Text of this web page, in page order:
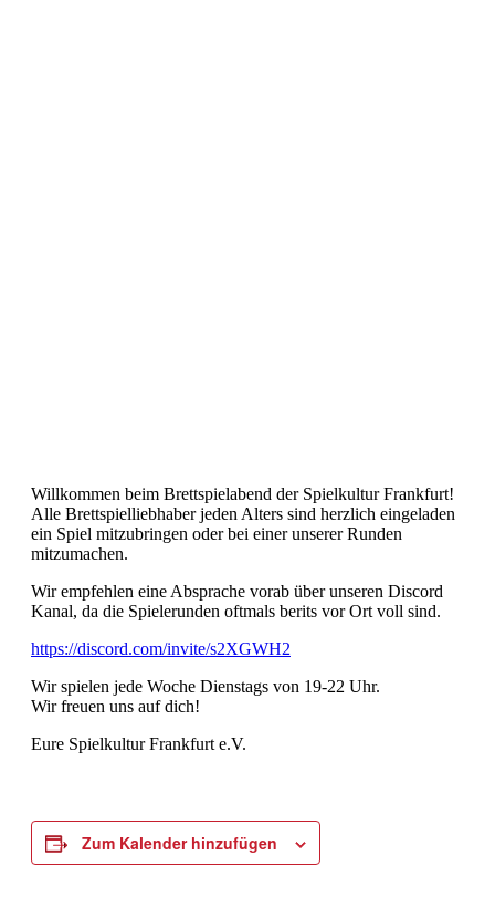
Willkommen beim Brettspielabend der Spielkultur Frankfurt!
Alle Brettspielliebhaber jeden Alters sind herzlich eingeladen
ein Spiel mitzubringen oder bei einer unserer Runden
mitzumachen.
Wir empfehlen eine Absprache vorab über unseren Discord
Kanal, da die Spielerunden oftmals berits vor Ort voll sind.
https://discord.com/invite/s2XGWH2
Wir spielen jede Woche Dienstags von 19-22 Uhr.
Wir freuen uns auf dich!
Eure Spielkultur Frankfurt e.V.
Zum Kalender hinzufügen